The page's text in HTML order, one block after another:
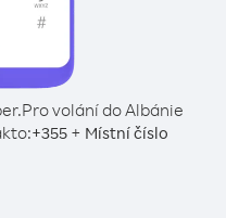
Pro volání do Albánie
+355+ Místní číslo